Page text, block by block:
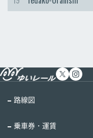
路線図
乗車券・運賃